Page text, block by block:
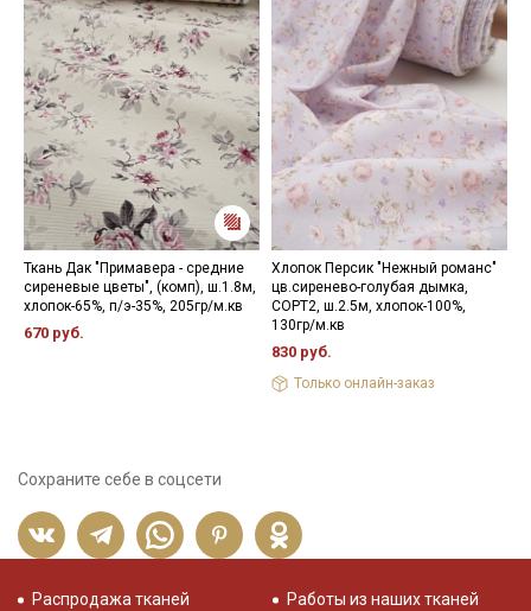
Ткань Дак "Примавера - средние
сиреневые цветы", (комп), ш.1.8м,
хлопок-65%, п/э-35%, 205гр/м.кв
670 руб.
Хлопок Персик "Нежный романс"
цв.сиренево-голубая дымка,
СОРТ2, ш.2.5м, хлопок-100%,
130гр/м.кв
830 руб.
Только онлайн-заказ
Сохраните себе в соцсети
Распродажа тканей
Работы из наших тканей